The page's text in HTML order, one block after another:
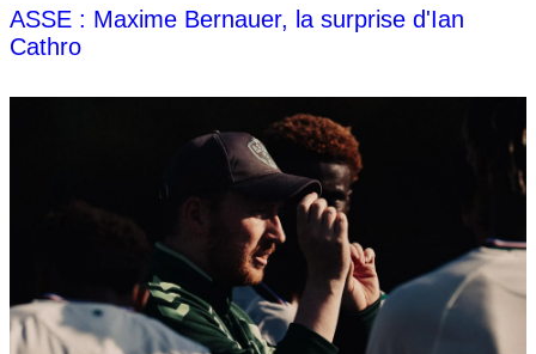
ASSE : Maxime Bernauer, la surprise d'Ian
Cathro